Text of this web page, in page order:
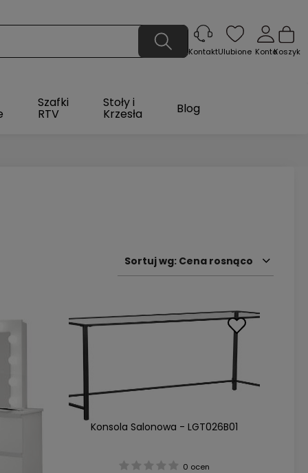
Koszyk
Konto
Ulubione
Kontakt
Szafki
RTV
Stoły i
Krzesła Blog
Sortuj wg: Cena rosnąco
Konsola Salonowa - LGT026B01
0 ocen